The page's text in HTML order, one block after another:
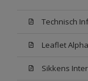
Leaflet